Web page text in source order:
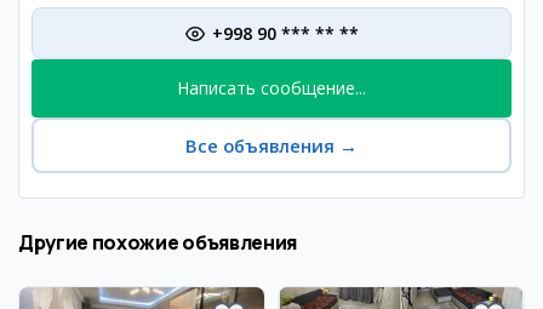
+998 90 *** ** **
Написать сообщение...
Все объявления →
Другие похожие объявления